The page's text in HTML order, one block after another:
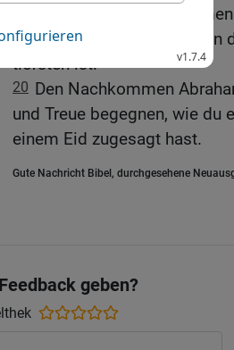
Du wirst mit uns
wegschaffen; du wirst sie in
tiefsten ist.
20 Den Nachkommen
und Treue begegnen, wie du
einem Eid zugesagt hast.
Gute Nachricht Bibel, durchgesehene
geben?